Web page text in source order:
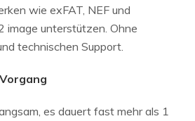
wie exFAT, NEF und
image unterstützen. Ohne
technischen Support.
es dauert fast mehr als 1